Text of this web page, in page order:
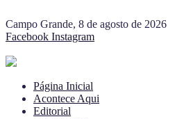
Campo Grande, 8 de agosto de 2026
Facebook Instagram
Página Inicial
Acontece Aqui
Editorial